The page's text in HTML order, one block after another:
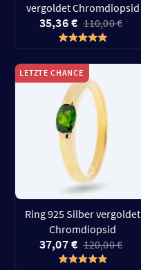
vergoldet Chromdiopsid
35,36 € 110,00 €
LETZTE CHANCE
Ring 925 Silber vergoldet
Chromdiopsid
37,07 € 120,00 €